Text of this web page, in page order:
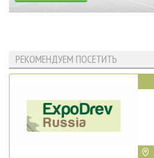
РЕКОМЕНДУЕМ ПОСЕТИТЬ